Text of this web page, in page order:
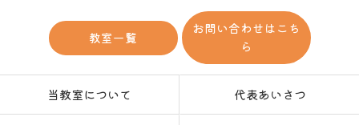
教室一覧
お問い合わせはこち
ら
当教室について 代表あいさつ